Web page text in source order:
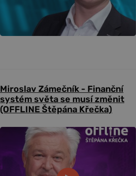
Miroslav Zámečník - Finanční
systém světa se musí změnit
(OFFLINE Štěpána Křečka)